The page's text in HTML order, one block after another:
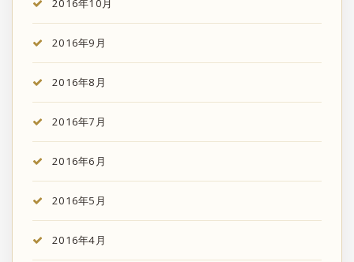
2016年10月
2016年9月
2016年8月
2016年7月
2016年6月
2016年5月
2016年4月